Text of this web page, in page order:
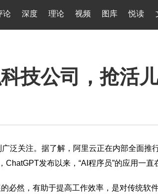
论 深度 理论 视频 图库 悦读
技公司，抢活
泛关注。据了解，阿里云正在内部全面推
发布以来，“AI程序员”的应用一直
必然，有助于提高工作效率，是对传统软